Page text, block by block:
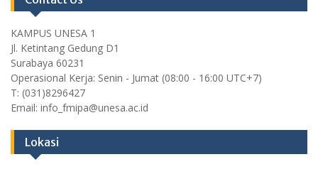
KAMPUS UNESA 1
Jl. Ketintang Gedung D1
Surabaya 60231
Operasional Kerja: Senin - Jumat (08:00 - 16:00 UTC+7)
T: (031)8296427
Email: info_fmipa@unesa.ac.id
Lokasi